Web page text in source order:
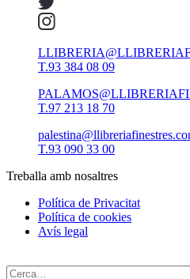
T.93 384 08 09
T.97 213 18 70
T.93 090 33 00
Treballa amb nosaltres
Política de Privacitat
Política de cookies
Avís legal